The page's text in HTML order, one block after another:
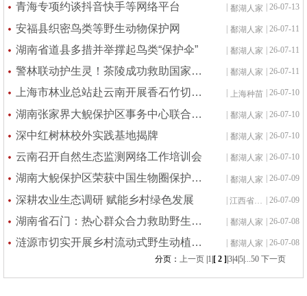
青海专项约谈抖音快手等网络平台 鄱湖人家 | 26-07-13
安福县织密鸟类等野生动物保护网 | 鄱湖人家 | 26-07-11
湖南省道县多措并举撑起鸟类“保护伞” | 鄱湖人家 | 26-07-11
警林联动护生灵！茶陵成功救助国家二级保护动物斑头鸺鹠 鄱湖人家 | 26-07-11
上海市林业总站赴云南开展香石竹切花行业质量监测 上海种苗 | 26-07-10
湖南张家界大鲵保护区事务中心联合科研团队发现鱼类新种 | 鄱湖人家 | 26-07-10
深中红树林校外实践基地揭牌 | 鄱湖人家 | 26-07-10
云南召开自然生态监测网络工作培训会 鄱湖人家 | 26-07-10
湖南大鲵保护区荣获中国生物圈保护区网络“青年科学奖” 鄱湖人家 | 26-07-09
深耕农业生态调研 赋能乡村绿色发展 | 江西省生态学会 | 26-07-09
湖南省石门：热心群众合力救助野生动物乌鸫、小灵猫 | 鄱湖人家 | 26-07-08
涟源市切实开展乡村流动式野生动植物保护宣传活动 鄱湖人家
| 26-07-08
分页： 上一页 1 [ 2 ] 345 ...50 下一页